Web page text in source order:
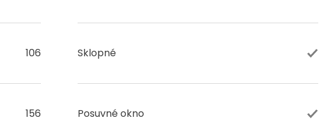
106
156
Sklopné
Posuvné okno